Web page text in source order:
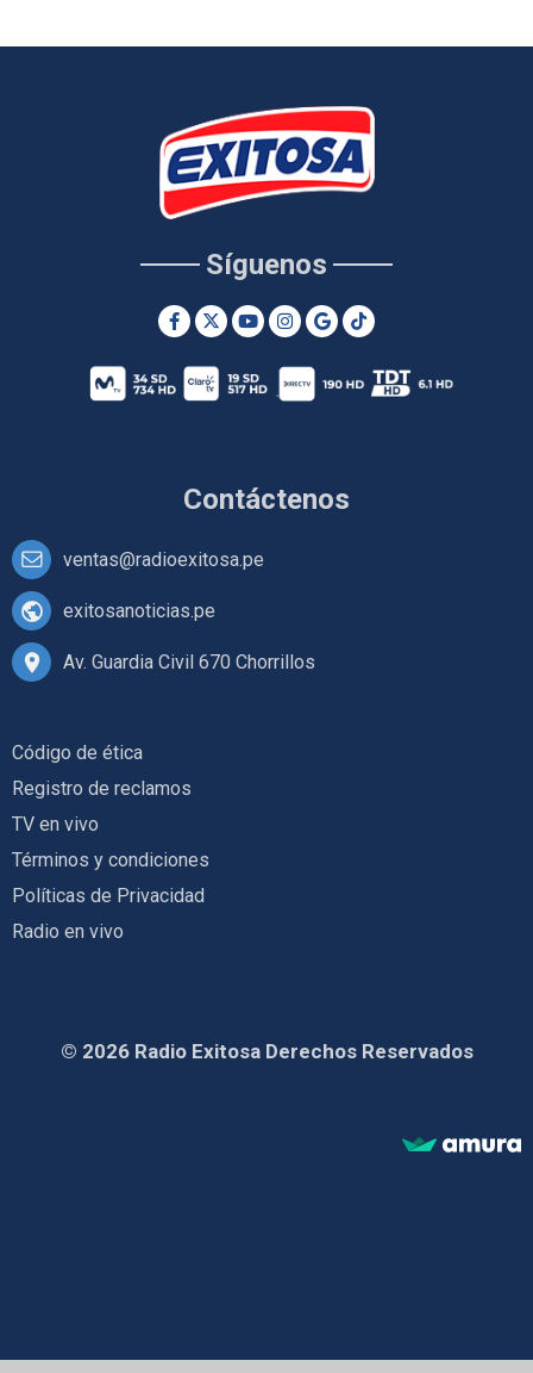
Contáctenos
ventas@radioexitosa.pe
exitosanoticias.pe
Av. Guardia Civil 670 Chorrillos
Síguenos
Código de ética
Registro de reclamos
TV en vivo
Términos y condiciones
Políticas de Privacidad
Radio en vivo
© 2026 Radio Exitosa Derechos Reservados